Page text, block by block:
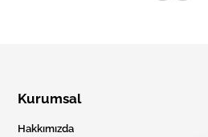
Kurumsal
Hakkımızda